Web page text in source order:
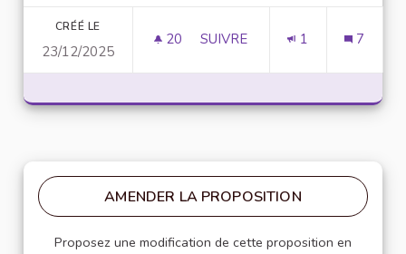
CRÉÉ LE
23/12/2025
20 20 ABONNÉS
SUIVRE 1 7
AMENDER LA PROPOSITION
Proposez une modification de cette proposition en